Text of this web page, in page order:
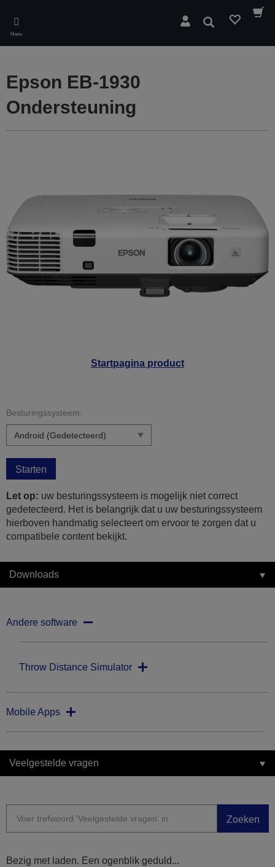
main
content
Menu
Zoeken
Startpagina product
Epson EB-1930
Ondersteuning
Besturingssysteem:
Starten
Let op: uw besturingssysteem is mogelijk niet correct
gedetecteerd. Het is belangrijk dat u uw besturingssysteem
hierboven handmatig selecteert om ervoor te zorgen dat u
compatibele content bekijkt.
Downloads
Andere software
Throw Distance Simulator
Mobile Apps
Veelgestelde vragen
Zoeken
Bezig met laden. Een ogenblik geduld...